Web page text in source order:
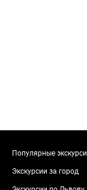
Популярные
Экскурсии за город